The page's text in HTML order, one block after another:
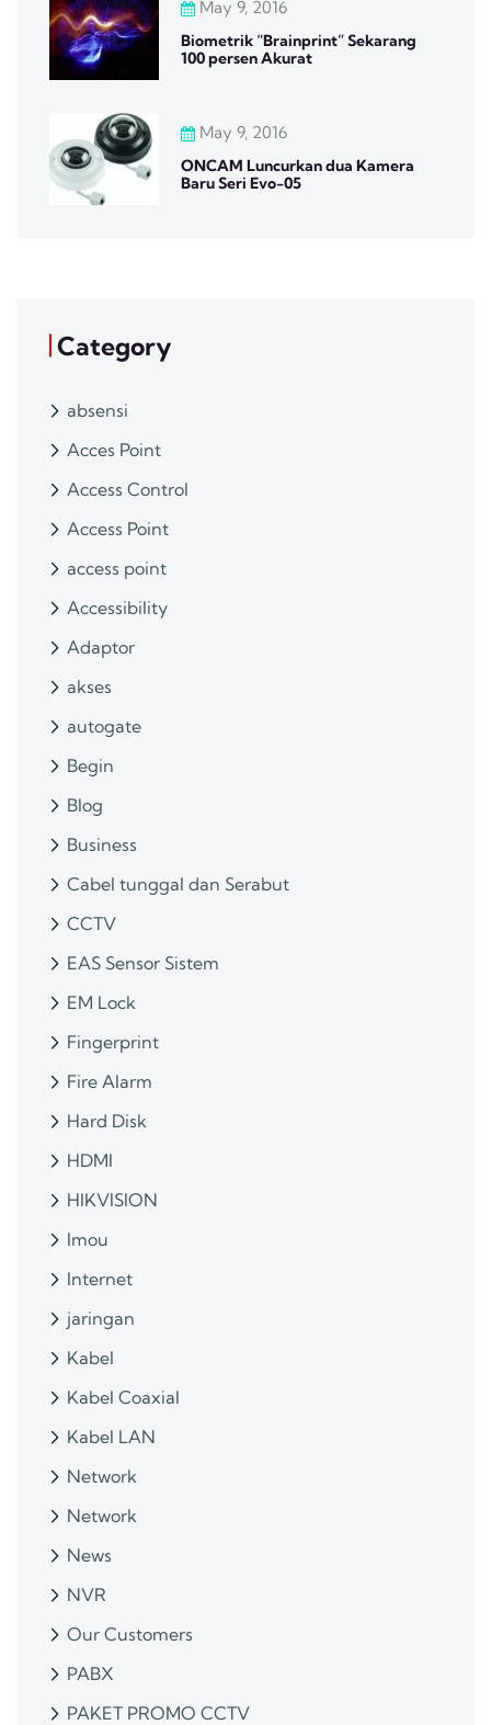
May 9, 2016
Biometrik “Brainprint” Sekarang
100 persen Akurat
May 9, 2016
ONCAM Luncurkan dua Kamera
Baru Seri Evo-05
Category
absensi
Acces Point
Access Control
Access Point
access point
Accessibility
Adaptor
akses
autogate
Begin
Blog
Business
Cabel tunggal dan Serabut
CCTV
EAS Sensor Sistem
EM Lock
Fingerprint
Fire Alarm
Hard Disk
HDMI
HIKVISION
Imou
Internet
jaringan
Kabel
Kabel Coaxial
Kabel LAN
Network
Network
News
NVR
Our Customers
PABX
PAKET PROMO CCTV